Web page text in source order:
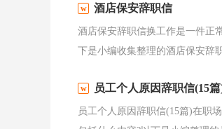
酒店保安辞职信
酒店保安辞职信换工作是一件正
下是小编收集整理的酒店保安辞
员工个人原因辞职信(15
员工个人原因辞职信(15篇)在职